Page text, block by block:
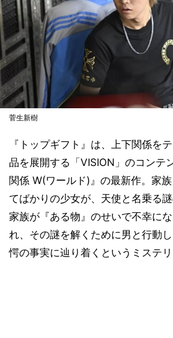
菅生新樹
『トップギフト』は、上下関係を
品を展開する「VISION」のコンテ
関係 W(ワールド)』の最新作。家
てばかりの少女が、天使と名乗る
家族が『ある物』のせいで不幸に
れ、その謎を解くために男と行動
愕の事実に辿り着くというミステリ